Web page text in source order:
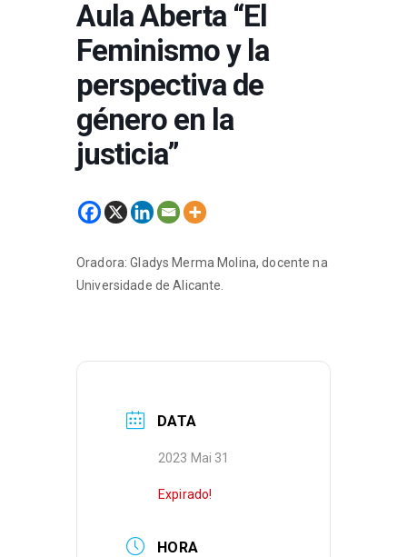
Aula Aberta “El
Feminismo y la
perspectiva de
género en la
justicia”
Oradora: Gladys Merma Molina, docente na
Universidade de Alicante.
DATA
2023 Mai 31
Expirado!
HORA